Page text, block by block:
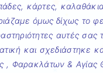
κάρτες, καλαθάκια
όμως δίχως το
αυτές σας
και σχεδιάστηκε
Φαρακλάτων & Αγίας